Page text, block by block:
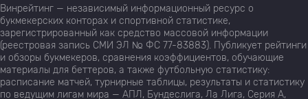
Винрейтинг — независимый информационный ресурс о
букмекерских конторах и спортивной статистике,
зарегистрированный как средство массовой информации
(реестровая запись СМИ ЭЛ № ФС 77-83883). Публикует рейтинги
и обзоры букмекеров, сравнения коэффициентов, обучающие
материалы для беттеров, а также футбольную статистику:
расписание матчей, турнирные таблицы, результаты и статистику
по ведущим лигам мира — АПЛ, Бундеслига, Ла Лига, Серия А,